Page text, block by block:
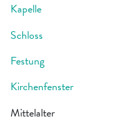
Kapelle
Schloss
Festung
Kirchenfenster
Mittelalter